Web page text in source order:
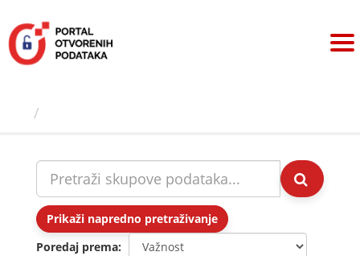
sadržaj
Prikaži napredno pretraživanje
Poredaj prema